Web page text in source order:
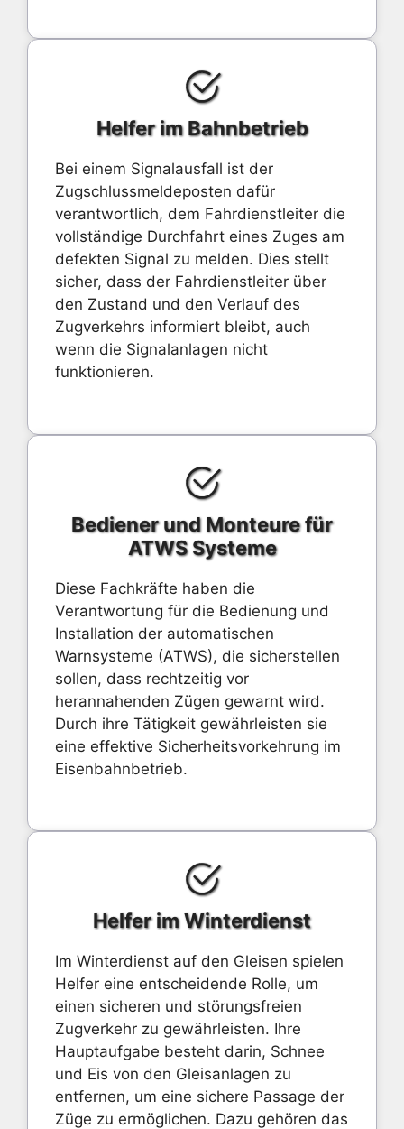
Helfer im Bahnbetrieb
Bei einem Signalausfall ist der
Zugschlussmeldeposten dafür
verantwortlich, dem Fahrdienstleiter die
vollständige Durchfahrt eines Zuges am
defekten Signal zu melden. Dies stellt
sicher, dass der Fahrdienstleiter über
den Zustand und den Verlauf des
Zugverkehrs informiert bleibt, auch
wenn die Signalanlagen nicht
funktionieren.
Bediener und Monteure für
ATWS Systeme
Diese Fachkräfte haben die
Verantwortung für die Bedienung und
Installation der automatischen
Warnsysteme (ATWS), die sicherstellen
sollen, dass rechtzeitig vor
herannahenden Zügen gewarnt wird.
Durch ihre Tätigkeit gewährleisten sie
eine effektive Sicherheitsvorkehrung im
Eisenbahnbetrieb.
Helfer im Winterdienst
Im Winterdienst auf den Gleisen spielen
Helfer eine entscheidende Rolle, um
einen sicheren und störungsfreien
Zugverkehr zu gewährleisten. Ihre
Hauptaufgabe besteht darin, Schnee
und Eis von den Gleisanlagen zu
entfernen, um eine sichere Passage der
Züge zu ermöglichen. Dazu gehören das